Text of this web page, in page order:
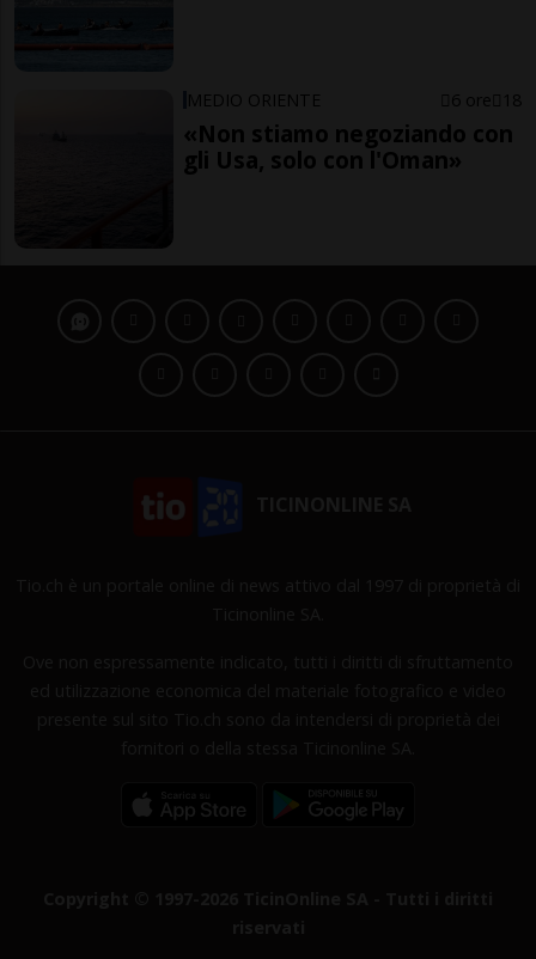
MEDIO ORIENTE 6 ore 18
«Non stiamo negoziando con
gli Usa, solo con l'Oman»